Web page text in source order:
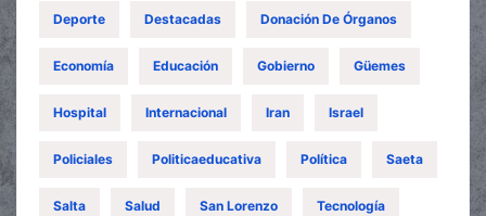
Deporte Destacadas Donación De Órganos
Economía Educación Gobierno Güemes
Hospital Internacional Iran Israel
Policiales Politicaeducativa Política Saeta
Salta Salud San Lorenzo Tecnología